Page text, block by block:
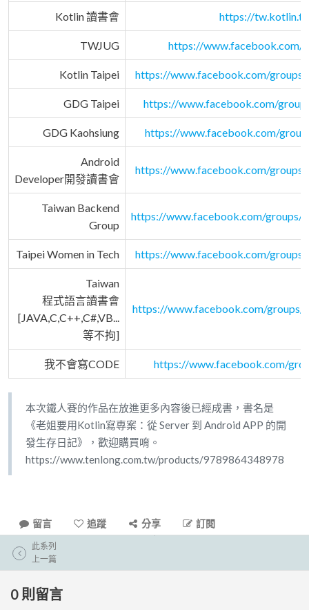
Kotlin 讀書會 https://
TWJUG https://www.facebook.com/
Kotlin Taipei https://www.facebook.com/
GDG Taipei https://www.facebook.com/
GDG Kaohsiung https://www.facebook.com/
Android
Developer開發讀書會
https://www.facebook.com/
Taiwan Backend
Group
https://www.facebook.com/groups/
Taipei Women in Tech https://www.facebook.com/
Taiwan
程式語言讀書會
[JAVA,C,C++,C#,VB...
等不拘]
https://www.facebook.com/groups/
我不會寫CODE https://www.facebook.com/
本次鐵人賽的作品在放進更多內容後已經成書，書名是
《老姐要用Kotlin寫專案：從 Server 到 Android APP 的開
發生存日記》，歡迎購買唷。
https://www.tenlong.com.tw/products/9789864348978
留言 追蹤 分享 訂閱
此系列
上一篇
0 則留言